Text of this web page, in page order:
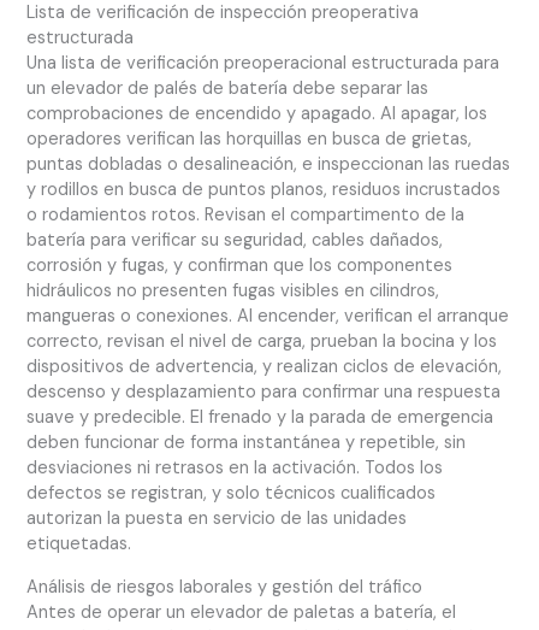
Lista de verificación de inspección preoperativa
estructurada
Una lista de verificación preoperacional estructurada para
un elevador de palés de batería debe separar las
comprobaciones de encendido y apagado. Al apagar, los
operadores verifican las horquillas en busca de grietas,
puntas dobladas o desalineación, e inspeccionan las ruedas
y rodillos en busca de puntos planos, residuos incrustados
o rodamientos rotos. Revisan el compartimento de la
batería para verificar su seguridad, cables dañados,
corrosión y fugas, y confirman que los componentes
hidráulicos no presenten fugas visibles en cilindros,
mangueras o conexiones. Al encender, verifican el arranque
correcto, revisan el nivel de carga, prueban la bocina y los
dispositivos de advertencia, y realizan ciclos de elevación,
descenso y desplazamiento para confirmar una respuesta
suave y predecible. El frenado y la parada de emergencia
deben funcionar de forma instantánea y repetible, sin
desviaciones ni retrasos en la activación. Todos los
defectos se registran, y solo técnicos cualificados
autorizan la puesta en servicio de las unidades
etiquetadas.
Análisis de riesgos laborales y gestión del tráfico
Antes de operar un elevador de paletas a batería, el